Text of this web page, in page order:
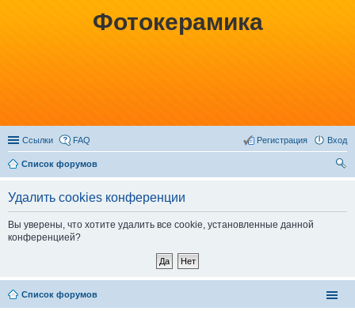
Фотокерамика
Ссылки FAQ Вход
Регистрация
Список форумов
Удалить cookies конференции
Вы уверены, что хотите удалить все cookie, установленные данной
конференцией?
Список форумов